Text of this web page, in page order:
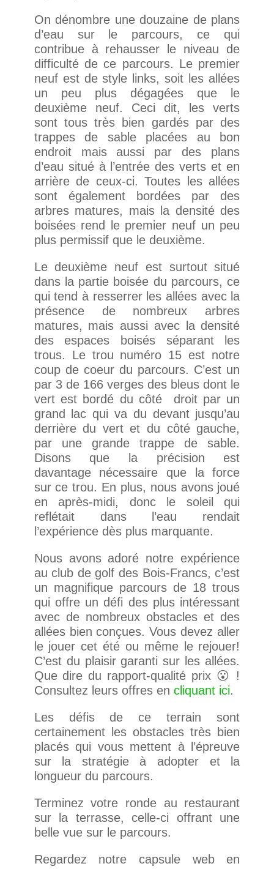
On dénombre une douzaine de plans
d’eau sur le parcours, ce qui
contribue à rehausser le niveau de
difficulté de ce parcours. Le premier
neuf est de style links, soit les allées
un peu plus dégagées que le
deuxième neuf. Ceci dit, les verts
sont tous très bien gardés par des
trappes de sable placées au bon
endroit mais aussi par des plans
d’eau situé à l’entrée des verts et en
arrière de ceux-ci. Toutes les allées
sont également bordées par des
arbres matures, mais la densité des
boisées rend le premier neuf un peu
plus permissif que le deuxième.
Le deuxième neuf est surtout situé
dans la partie boisée du parcours, ce
qui tend à resserrer les allées avec la
présence de nombreux arbres
matures, mais aussi avec la densité
des espaces boisés séparant les
trous. Le trou numéro 15 est notre
coup de coeur du parcours. C’est un
par 3 de 166 verges des bleus dont le
vert est bordé du côté droit par un
grand lac qui va du devant jusqu’au
derrière du vert et du côté gauche,
par une grande trappe de sable.
Disons que la précision est
davantage nécessaire que la force
sur ce trou. En plus, nous avons joué
en après-midi, donc le soleil qui
reflétait dans l’eau rendait
l’expérience dès plus marquante.
Nous avons adoré notre expérience
au club de golf des Bois-Francs, c’est
un magnifique parcours de 18 trous
qui offre un défi des plus intéressant
avec de nombreux obstacles et des
allées bien conçues. Vous devez aller
le jouer cet été ou même le rejouer!
C’est du plaisir garanti sur les allées.
Que dire du rapport-qualité prix 😮 !
Consultez leurs offres en cliquant ici.
Les défis de ce terrain sont
certainement les obstacles très bien
placés qui vous mettent à l’épreuve
sur la stratégie à adopter et la
longueur du parcours.
Terminez votre ronde au restaurant
sur la terrasse, celle-ci offrant une
belle vue sur le parcours.
Regardez notre capsule web en